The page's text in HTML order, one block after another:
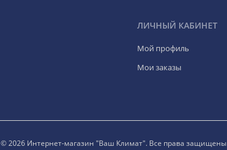
ЛИЧНЫЙ КАБИНЕТ
Мой профиль
Мои заказы
© 2026 Интернет-магазин "Ваш Климат". Все права защищены